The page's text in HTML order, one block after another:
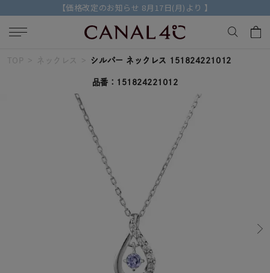
【2026 AUTUMN COLLECTION】特典付きの先行予約受付中
キーワードで検索する
人気検索キーワード
#eギフト #ハーフエタニティリング
#メンズ ネックレス
TOP ネックレス シルバー ネックレス 151824221012
品番：151824221012